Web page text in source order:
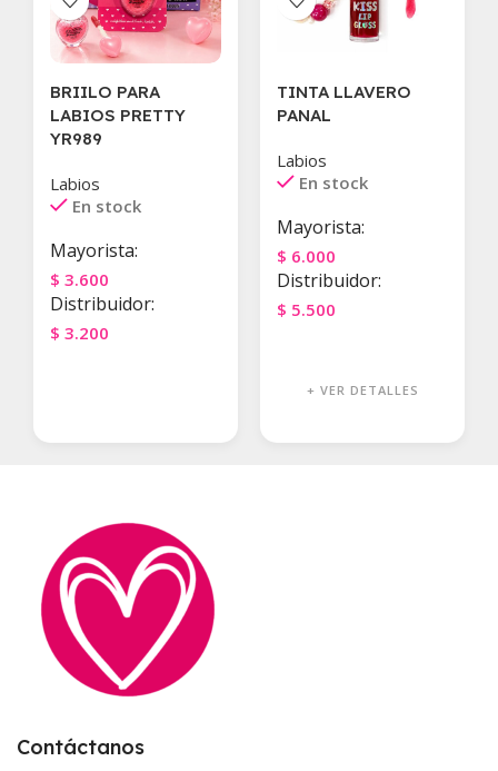
BRIILO PARA
LABIOS PRETTY
YR989
Labios
En stock
Mayorista:
$ 3.600
Distribuidor:
$ 3.200
TINTA LLAVERO
PANAL
Labios
En stock
Mayorista:
$ 6.000
Distribuidor:
$ 5.500
+ VER DETALLES
Contáctanos